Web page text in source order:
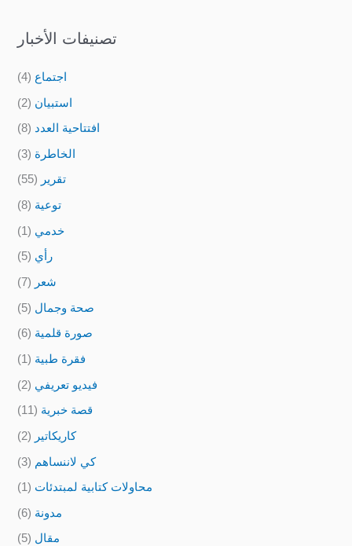
تصنيفات الأخبار
اجتماع (4)
استبيان (2)
افتتاحية العدد (8)
الخاطرة (3)
تقرير (55)
توعية (8)
خدمي (1)
رأي (5)
شعر (7)
صحة وجمال (5)
صورة قلمية (6)
فقرة طبية (1)
فيديو تعريفي (2)
قصة خبرية (11)
كاريكاتير (2)
كي لاننساهم (3)
محاولات كتابية لمبتدئات (1)
مدونة (6)
مقال (5)